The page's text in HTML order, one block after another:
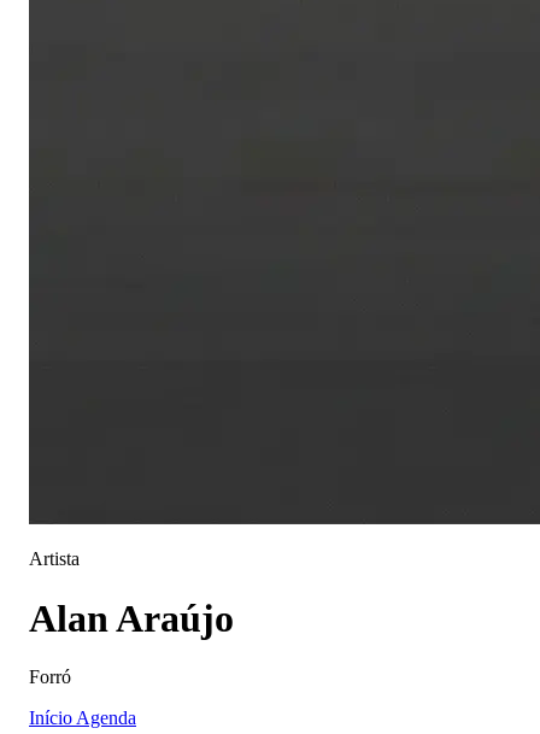
Artista
Alan Araújo
Forró
Início Agenda